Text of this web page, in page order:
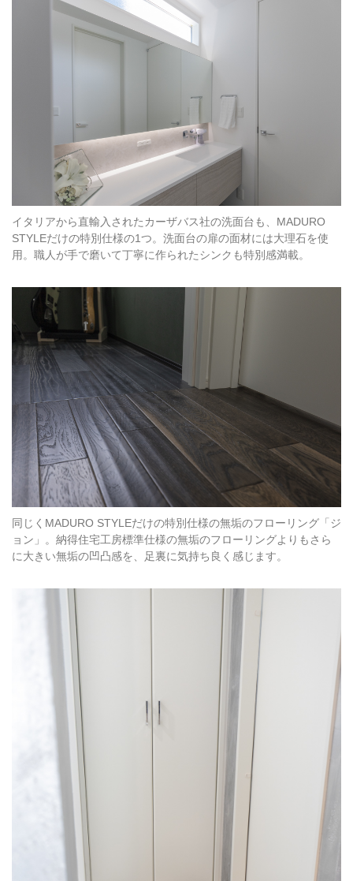
イタリアから直輸入されたカーザバス社の洗面台も、MADURO
STYLEだけの特別仕様の1つ。洗面台の扉の面材には大理石を使
用。職人が手で磨いて丁寧に作られたシンクも特別感満載。
同じくMADURO STYLEだけの特別仕様の無垢のフローリング「ジ
ョン」。納得住宅工房標準仕様の無垢のフローリングよりもさら
に大きい無垢の凹凸感を、足裏に気持ち良く感じます。